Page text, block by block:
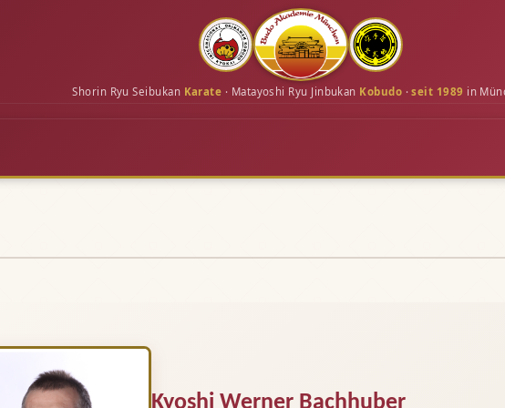
Shorin Ryu Seibukan Karate · Matayoshi Ryu Jinbukan Kobudo ·seit 1989 in
Kyoshi Werner Bachhuber